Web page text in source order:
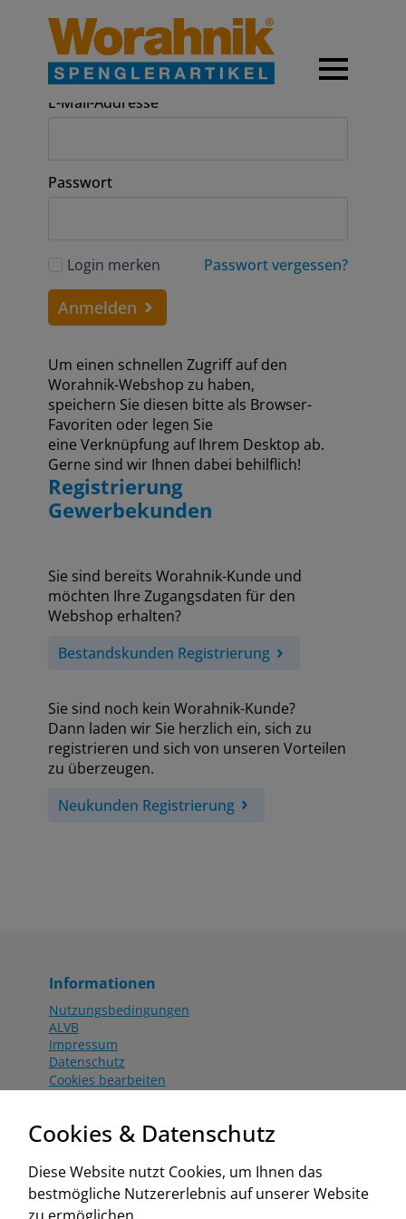
Anmeldung
E-Mail-Addresse
Passwort
Login merken Passwort vergessen?
Anmelden
Um einen schnellen Zugriff auf den
Worahnik-Webshop zu haben,
speichern Sie diesen bitte als Browser-
Favoriten oder legen Sie
eine Verknüpfung auf Ihrem Desktop ab.
Gerne sind wir Ihnen dabei behilflich!
Registrierung
Gewerbekunden
Sie sind bereits Worahnik-Kunde und
möchten Ihre Zugangsdaten für den
Webshop erhalten?
Bestandskunden Registrierung
Sie sind noch kein Worahnik-Kunde?
Dann laden wir Sie herzlich ein, sich zu
registrieren und sich von unseren Vorteilen
zu überzeugen.
Neukunden Registrierung
Informationen
Nutzungsbedingungen
ALVB
Impressum
Datenschutz
Cookies bearbeiten
Aktionsbedingungen
www.worahnik.at
Zentrale Köttlach
Cookies & Datenschutz
Diese Website nutzt Cookies, um Ihnen das
bestmögliche Nutzererlebnis auf unserer Website